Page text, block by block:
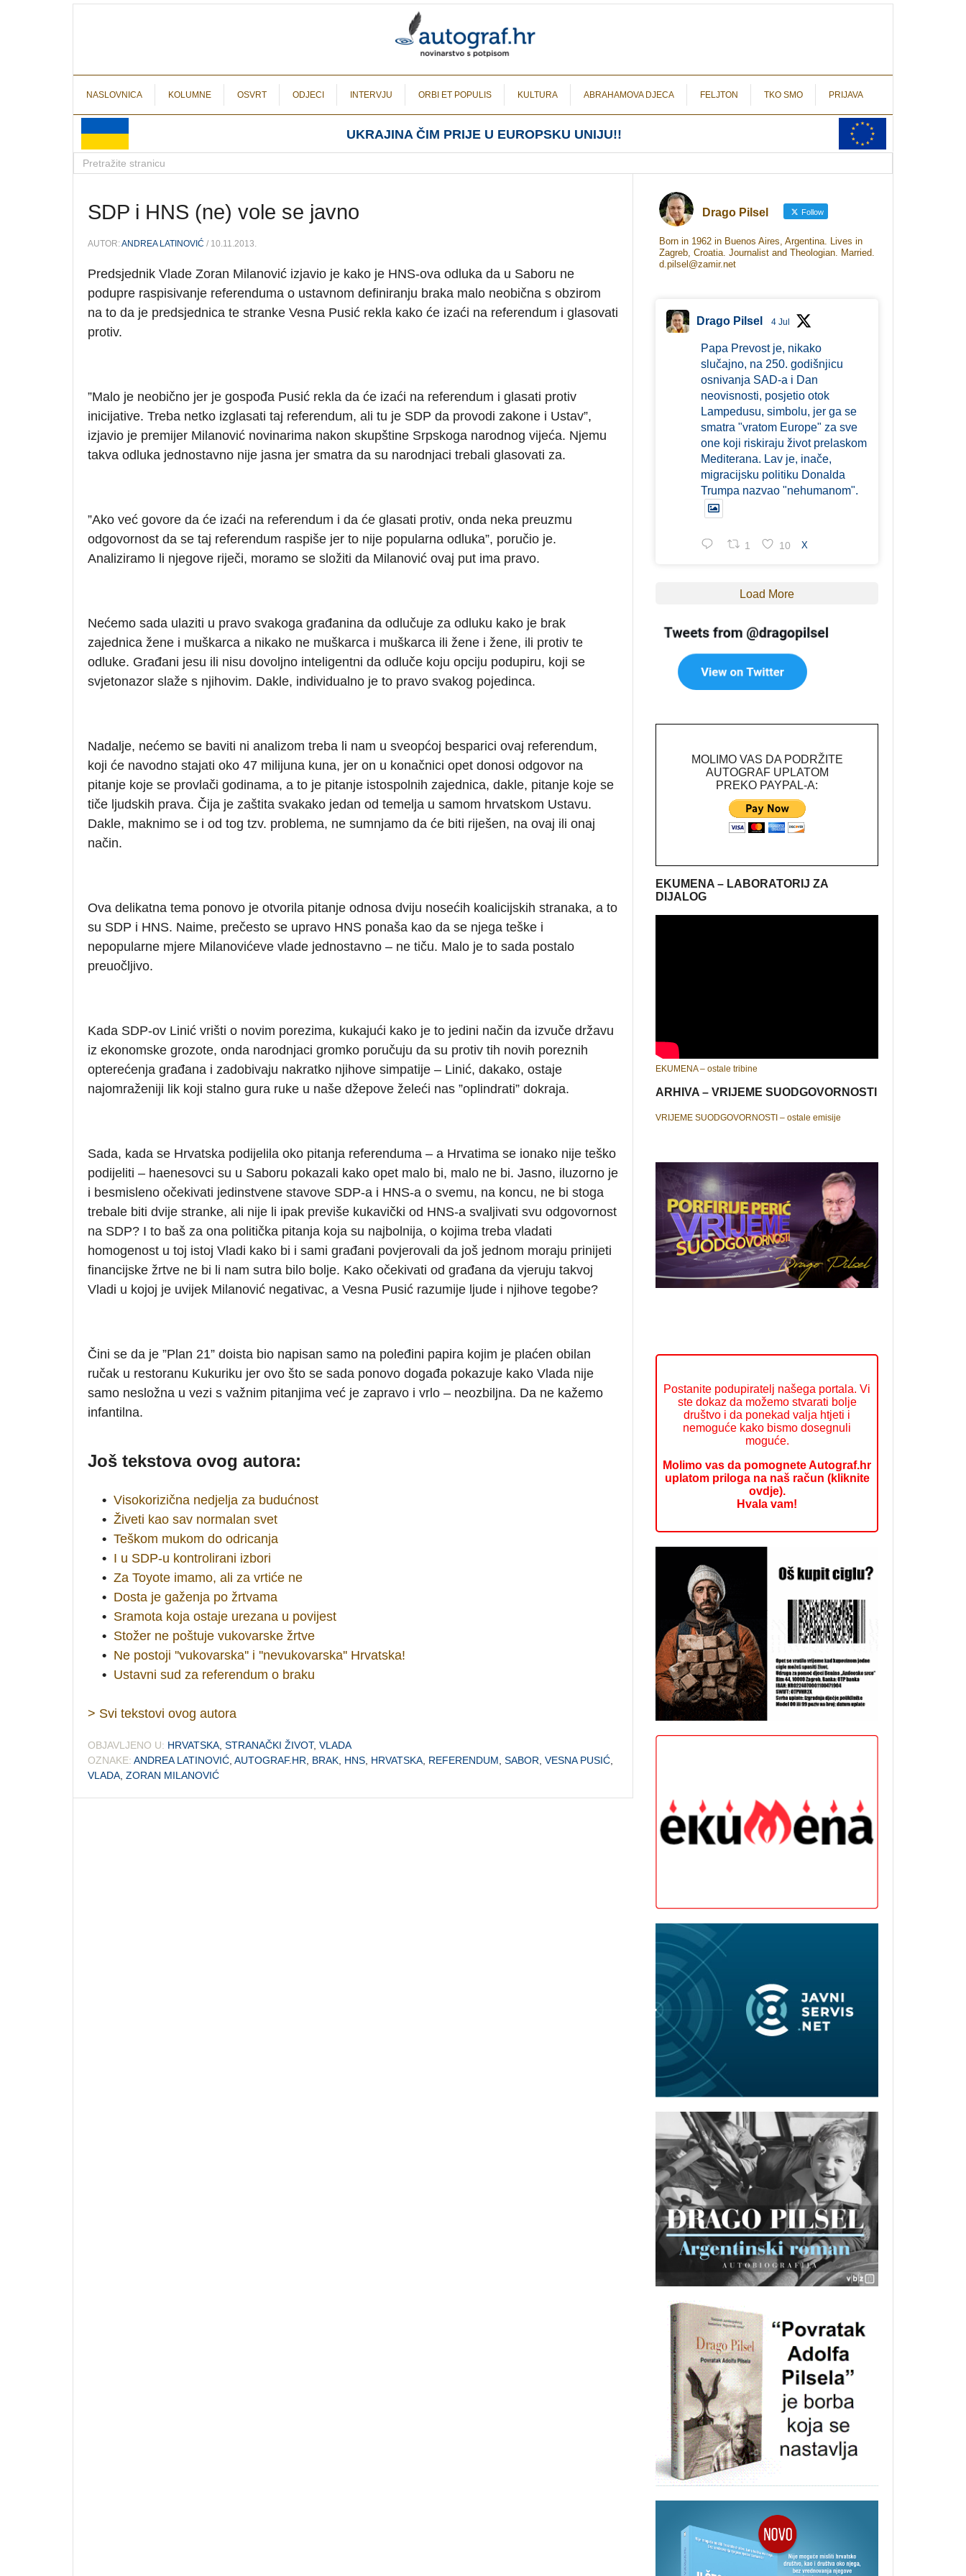
NASLOVNICA KOLUMNE OSVRT ODJECI INTERVJU ORBI ET POPULIS KULTURA ABRAHAMOVA DJECA FELJTON TKO SMO PRIJAVA
UKRAJINA ČIM PRIJE U EUROPSKU UNIJU!!
SDP i HNS (ne) vole se javno
AUTOR:ANDREA LATINOVIĆ / 10.11.2013.
Predsjednik Vlade Zoran Milanović izjavio je kako je HNS-ova odluka da u Saboru ne
podupre raspisivanje referenduma o ustavnom definiranju braka malo neobična s obzirom
na to da je predsjednica te stranke Vesna Pusić rekla kako će izaći na referendum i glasovati
protiv.
”Malo je neobično jer je gospođa Pusić rekla da će izaći na referendum i glasati protiv
inicijative. Treba netko izglasati taj referendum, ali tu je SDP da provodi zakone i Ustav”,
izjavio je premijer Milanović novinarima nakon skupštine Srpskoga narodnog vijeća. Njemu
takva odluka jednostavno nije jasna jer smatra da su narodnjaci trebali glasovati za.
”Ako već govore da će izaći na referendum i da će glasati protiv, onda neka preuzmu
odgovornost da se taj referendum raspiše jer to nije popularna odluka”, poručio je.
Analiziramo li njegove riječi, moramo se složiti da Milanović ovaj put ima pravo.
Nećemo sada ulaziti u pravo svakoga građanina da odlučuje za odluku kako je brak
zajednica žene i muškarca a nikako ne muškarca i muškarca ili žene i žene, ili protiv te
odluke. Građani jesu ili nisu dovoljno inteligentni da odluče koju opciju podupiru, koji se
svjetonazor slaže s njihovim. Dakle, individualno je to pravo svakog pojedinca.
Nadalje, nećemo se baviti ni analizom treba li nam u sveopćoj besparici ovaj referendum,
koji će navodno stajati oko 47 milijuna kuna, jer on u konačnici opet donosi odgovor na
pitanje koje se provlači godinama, a to je pitanje istospolnih zajednica, dakle, pitanje koje se
tiče ljudskih prava. Čija je zaštita svakako jedan od temelja u samom hrvatskom Ustavu.
Dakle, maknimo se i od tog tzv. problema, ne sumnjamo da će biti riješen, na ovaj ili onaj
način.
Ova delikatna tema ponovo je otvorila pitanje odnosa dviju nosećih koalicijskih stranaka, a to
su SDP i HNS. Naime, prečesto se upravo HNS ponaša kao da se njega teške i
nepopularne mjere Milanovićeve vlade jednostavno – ne tiču. Malo je to sada postalo
preuočljivo.
Kada SDP-ov Linić vrišti o novim porezima, kukajući kako je to jedini način da izvuče državu
iz ekonomske grozote, onda narodnjaci gromko poručuju da su protiv tih novih poreznih
opterećenja građana i zadobivaju nakratko njihove simpatije – Linić, dakako, ostaje
najomraženiji lik koji stalno gura ruke u naše džepove želeći nas ”oplindrati” dokraja.
Sada, kada se Hrvatska podijelila oko pitanja referenduma – a Hrvatima se ionako nije teško
podijeliti – haenesovci su u Saboru pokazali kako opet malo bi, malo ne bi. Jasno, iluzorno je
i besmisleno očekivati jedinstvene stavove SDP-a i HNS-a o svemu, na koncu, ne bi stoga
trebale biti dvije stranke, ali nije li ipak previše kukavički od HNS-a svaljivati svu odgovornost
na SDP? I to baš za ona politička pitanja koja su najbolnija, o kojima treba vladati
homogenost u toj istoj Vladi kako bi i sami građani povjerovali da još jednom moraju prinijeti
financijske žrtve ne bi li nam sutra bilo bolje. Kako očekivati od građana da vjeruju takvoj
Vladi u kojoj je uvijek Milanović negativac, a Vesna Pusić razumije ljude i njihove tegobe?
Čini se da je ”Plan 21” doista bio napisan samo na poleđini papira kojim je plaćen obilan
ručak u restoranu Kukuriku jer ovo što se sada ponovo događa pokazuje kako Vlada nije
samo nesložna u vezi s važnim pitanjima već je zapravo i vrlo – neozbiljna. Da ne kažemo
infantilna.
Još tekstova ovog autora:
• Visokorizična nedjelja za budućnost
• Živeti kao sav normalan svet
• Teškom mukom do odricanja
• I u SDP-u kontrolirani izbori
• Za Toyote imamo, ali za vrtiće ne
• Dosta je gaženja po žrtvama
• Sramota koja ostaje urezana u povijest
• Stožer ne poštuje vukovarske žrtve
• Ne postoji ''vukovarska'' i ''nevukovarska'' Hrvatska!
• Ustavni sud za referendum o braku
> Svi tekstovi ovog autora
OBJAVLJENO U: HRVATSKA STRANAČKI ŽIVOT, VLADA
OZNAKE: ANDREA LATINOVIĆ AUTOGRAF.HR BRAK HNS HRVATSKA REFERENDUM SABOR VESNA PUSIĆ
VLADA ZORAN MILANOVIĆ
Drago Pilsel Follow
Born in 1962 in Buenos Aires, Argentina. Lives in
Zagreb, Croatia. Journalist and Theologian. Married.
d.pilsel@zamir.net
Drago Pilsel 4 Jul
Papa Prevost je, nikako
slučajno, na 250. godišnjicu
osnivanja SAD-a i Dan
neovisnosti, posjetio otok
Lampedusu, simbolu, jer ga se
smatra "vratom Europe" za sve
one koji riskiraju život prelaskom
Mediterana. Lav je, inače,
migracijsku politiku Donalda
Trumpa nazvao "nehumanom".
1 10 X
Load More
MOLIMO VAS DA PODRŽITE
AUTOGRAF UPLATOM
PREKO PAYPAL-A:
EKUMENA – LABORATORIJ ZA
DIJALOG
EKUMENA – ostale tribine
ARHIVA – VRIJEME SUODGOVORNOSTI
VRIJEME SUODGOVORNOSTI – ostale emisije
Postanite podupiratelj našega portala. Vi
ste dokaz da možemo stvarati bolje
društvo i da ponekad valja htjeti i
nemoguće kako bismo dosegnuli
moguće.
Molimo vas da pomognete Autograf.hr
uplatom priloga na naš račun (kliknite
ovdje).
Hvala vam!